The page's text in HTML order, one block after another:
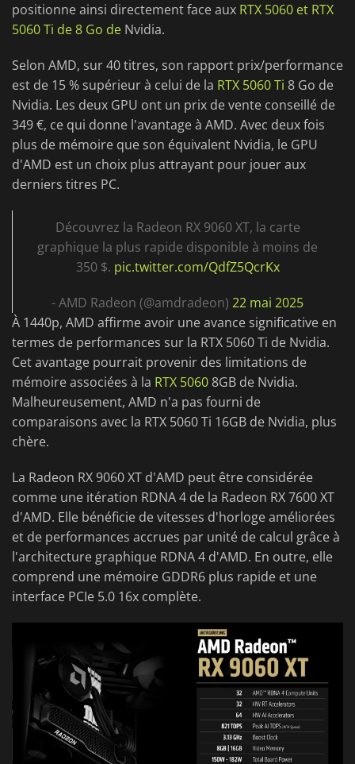
positionne ainsi directement face aux RTX 5060 et RTX
5060 Ti de 8 Go de Nvidia.
Selon AMD, sur 40 titres, son rapport prix/performance
est de 15 % supérieur à celui de la RTX 5060 Ti 8 Go de
Nvidia. Les deux GPU ont un prix de vente conseillé de
349 €, ce qui donne l'avantage à AMD. Avec deux fois
plus de mémoire que son équivalent Nvidia, le GPU
d'AMD est un choix plus attrayant pour jouer aux
derniers titres PC.
Découvrez la Radeon RX 9060 XT, la carte
graphique la plus rapide disponible à moins de
350 $. pic.twitter.com/QdfZ5QcrKx
- AMD Radeon (@amdradeon) 22 mai 2025
À 1440p, AMD affirme avoir une avance significative en
termes de performances sur la RTX 5060 Ti de Nvidia.
Cet avantage pourrait provenir des limitations de
mémoire associées à la RTX 50608GB de Nvidia.
Malheureusement, AMD n'a pas fourni de
comparaisons avec la RTX 5060 Ti 16GB de Nvidia, plus
chère.
La Radeon RX 9060 XT d'AMD peut être considérée
comme une itération RDNA 4 de la Radeon RX 7600 XT
d'AMD. Elle bénéficie de vitesses d'horloge améliorées
et de performances accrues par unité de calcul grâce à
l'architecture graphique RDNA 4 d'AMD. En outre, elle
comprend une mémoire GDDR6 plus rapide et une
interface PCIe 5.0 16x complète.